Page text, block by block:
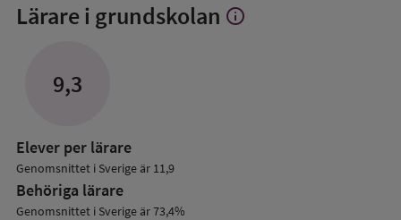
Lärare i grundskolan Visa
info
9,3
Elever per lärare
Genomsnittet i Sverige är 11,9
Behöriga lärare
Genomsnittet i Sverige är 73,4%